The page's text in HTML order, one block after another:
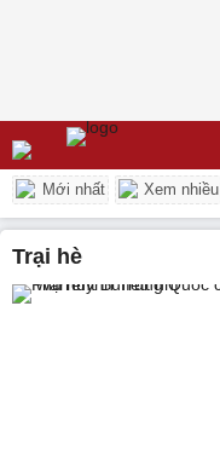
Mới nhất Xem nhiều
trại hè